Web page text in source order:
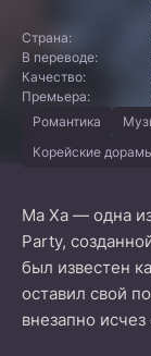
Страна:
В переводе:
Качество:
Премьера:
Романтика
Корейские
Ма Ха — одна
Party,
был известен
оставил свой
внезапно